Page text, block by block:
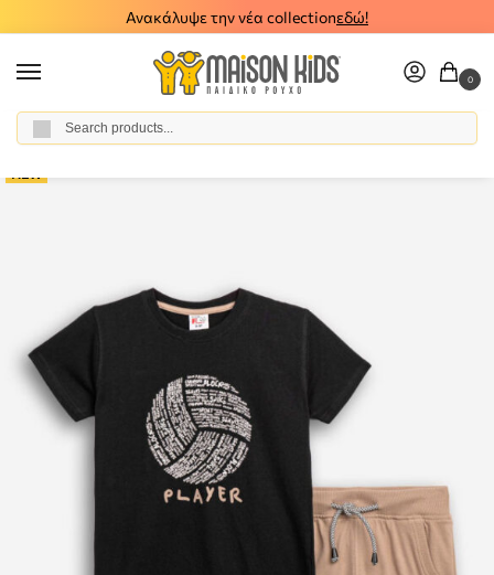
Ανακάλυψε την νέα collectionεδώ!
0
Home / Boy / Clothes